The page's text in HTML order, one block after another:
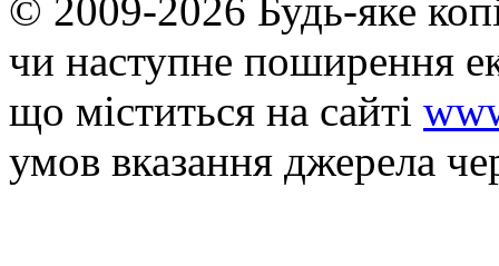
© 2009-2026 Будь-яке
чи наступне поширення
що мiститься на сайті
умов вказання джерела